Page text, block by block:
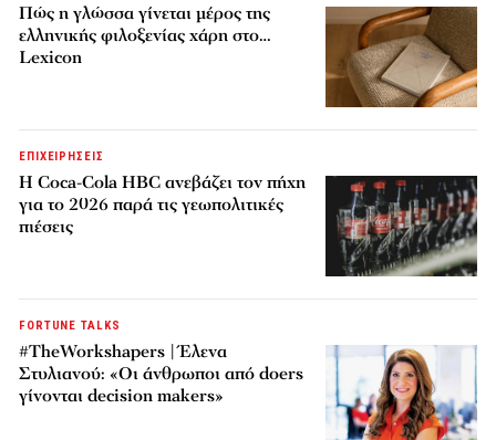
Πώς η γλώσσα γίνεται μέρος της
ελληνικής φιλοξενίας χάρη στο…
Lexicon
ΕΠΙΧΕΙΡΗΣΕΙΣ
Η Coca-Cola HBC ανεβάζει τον πήχη
για το 2026 παρά τις γεωπολιτικές
πιέσεις
FORTUNE TALKS
#TheWorkshapers | Έλενα
Στυλιανού: «Οι άνθρωποι από doers
γίνονται decision makers»